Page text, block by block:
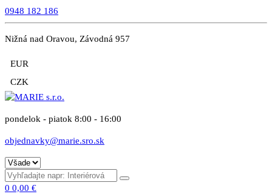
0948 182 186
Nižná nad Oravou, Závodná 957
EUR
CZK
pondelok - piatok 8:00 - 16:00
objednavky@marie.sro.sk
0 0,00 €